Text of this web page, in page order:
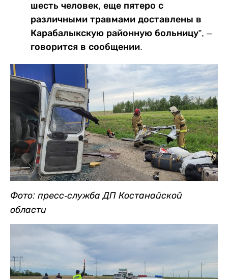
шесть человек, еще пятеро с
различными травмами доставлены в
Карабалыкскую районную больницу”, –
говорится в сообщении.
Фото: пресс-служба ДП Костанайской
области